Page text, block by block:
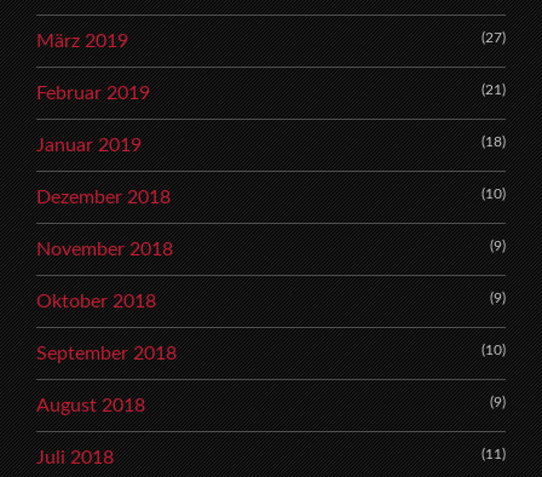
März 2019 (27)
Februar 2019 (21)
Januar 2019 (18)
Dezember 2018 (10)
November 2018 (9)
Oktober 2018 (9)
September 2018 (10)
August 2018 (9)
Juli 2018 (11)